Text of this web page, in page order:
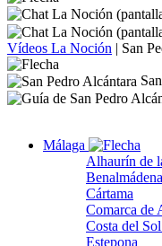
Vídeos La Noción | San
Málaga
Alhaurín de
Benalmádena
Cártama
Comarca de
Costa del
Estepona